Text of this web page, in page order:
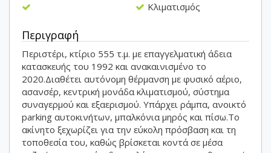
Κλιματισμός
Περιγραφή
Περιστέρι, κτίριο 555 τ.μ. με επαγγελματική άδεια
κατασκευής του 1992 και ανακαινισμένο το
2020.Διαθέτει αυτόνομη θέρμανση με φυσικό αέριο,
ασανσέρ, κεντρική μονάδα κλιματισμού, σύστημα
συναγερμού και εξαερισμού. Υπάρχει ράμπα, ανοικτό
parking αυτοκινήτων, μπαλκόνια μηρός και πίσω.Το
ακίνητο ξεχωρίζει για την εύκολη πρόσβαση και τη
τοποθεσία του, καθώς βρίσκεται κοντά σε μέσα